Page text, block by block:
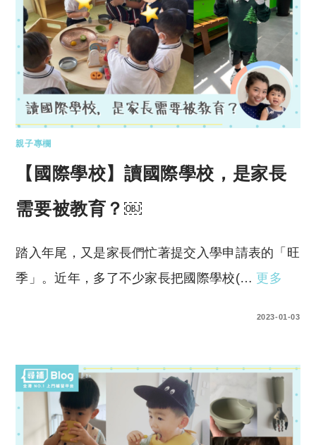
親子專欄
【國際學校】讀國際學校，是家長
需要被教育？￼
踏入年尾，又是家長們忙著提交入學申請表的「旺
季」。近年，多了不少家長把國際學校(… 更多
2023-01-03